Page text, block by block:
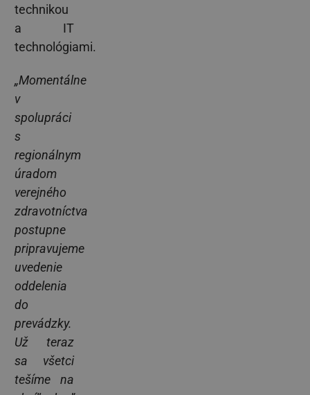
technikou
a IT
technológiami.
„Momentálne
v
spolupráci
s
regionálnym
úradom
verejného
zdravotníctva
postupne
pripravujeme
uvedenie
oddelenia
do
prevádzky.
Už teraz
sa všetci
tešíme na